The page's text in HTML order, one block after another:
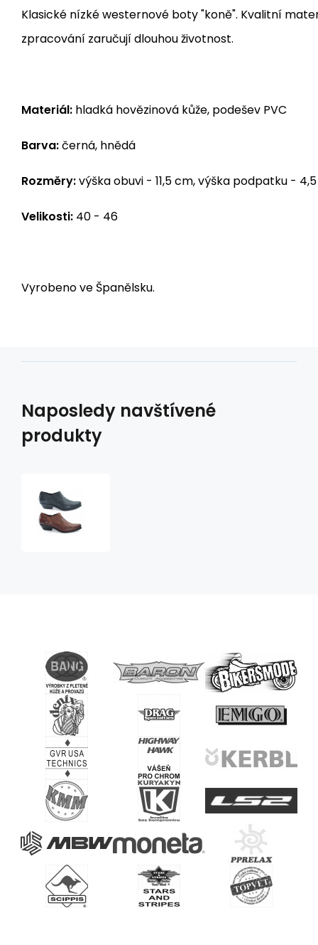
Klasické nízké westernové boty "koně". Kvalitní
zpracování zaručují dlouhou životnost.
Materiál: hladká hovězinová kůže, podešev PVC
Barva:černá, hnědá
Rozměry:výška obuvi - 11,5 cm, výška podpatku -
Velikosti: 40 - 46
Vyrobeno ve Španělsku.
Naposledy navštívené
produkty